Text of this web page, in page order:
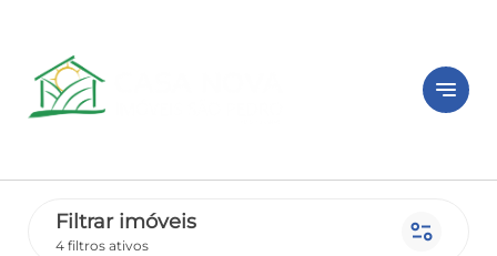
notes
Filtrar imóveis
4 filtros ativos page_info